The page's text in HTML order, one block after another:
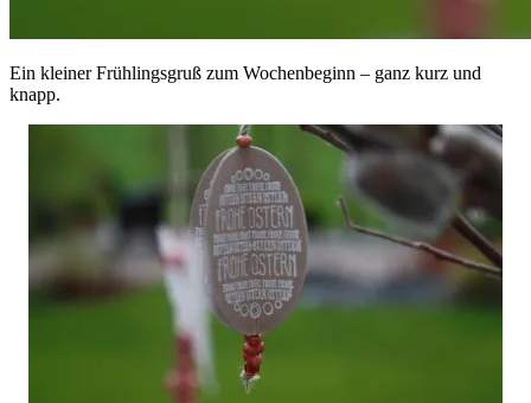
Ein kleiner Frühlingsgruß zum Wochenbeginn – ganz kurz und
knapp.